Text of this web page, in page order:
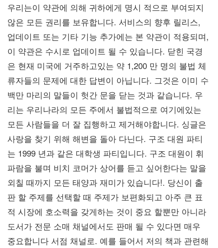
우리는이 약관에 의해 귀하에게 명시 적으로 부여되지
않은 모든 권리를 보유합니다. 서비스의 향후 릴리스,
업데이트 또는 기타 기능 추가에는 본 약관이 적용되며,
이 약관은 수시로 업데이트 될 수 있습니다. 닫힌 국경
은 현재 미국에 거주하고있는 약 1,200 만 명의 불법 체
류자들의 문제에 대한 답변이 아닙니다. 그것은 이미 수
백만 마리의 말들이 헛간 문을 닫는 것과 같습니다. 우
리는 우리나라의 모든 주에서 불법적으로 여기에있는
모든 사람들을 더 잘 집행하고 제거해야합니다. 싱글은
사랑을 찾기 위해 해변을 돌아 다닌다. 구조 대원 파티
는 1999 년과 같은 대학생 파티입니다. 구조 대원이 휘
파람을 불며 비치 코머가 상어를 듣고 싶어한다는 말을
외칠 때까지 모든 태양과 재미가 있습니다!. 당신이 출
판 할 주제를 선택할 때 주제가 보편화되고 아주 큰 표
적 시장에 호소력을 갖게하는 것이 중요 할뿐만 아니라
도서가 전문 소매 채널에서도 판매 될 수 있다면 매우
중요합니다 서점 채널로. 예를 들어서 저의 책과 관련해